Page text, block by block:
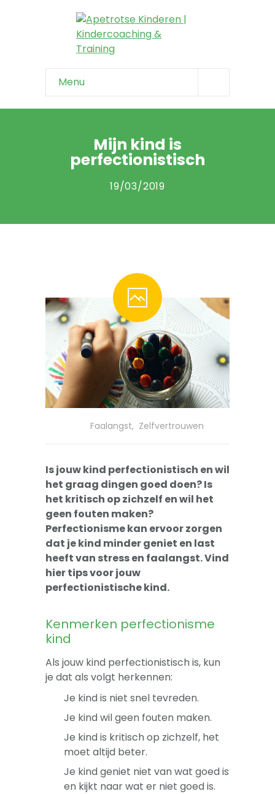
Menu
Home
Info & tips
-- Onzeker kind
-- Negatief zelfbeeld
-- Gevoelig kind
-- Boos kind
-- Verlegen kind
-- Weinig vrienden
-- Weerbaarheidstraining kind
-- Faalangst training kind
-- Training emoties kind
-- Sova-training kind
Artikelen
Mijn kind is
perfectionistisch
19/03/2019
Faalangst, Zelfvertrouwen
Is jouw kind perfectionistisch en wil
het graag dingen goed doen? Is
het kritisch op zichzelf en wil het
geen fouten maken?
Perfectionisme kan ervoor zorgen
dat je kind minder geniet en last
heeft van stress en faalangst. Vind
hier tips voor jouw
perfectionistische kind.
Kenmerken perfectionisme
kind
Als jouw kind perfectionistisch is, kun
je dat als volgt herkennen:
Je kind is niet snel tevreden.
Je kind wil geen fouten maken.
Je kind is kritisch op zichzelf, het
moet altijd beter.
Je kind geniet niet van wat goed is
en kijkt naar wat er niet goed is.